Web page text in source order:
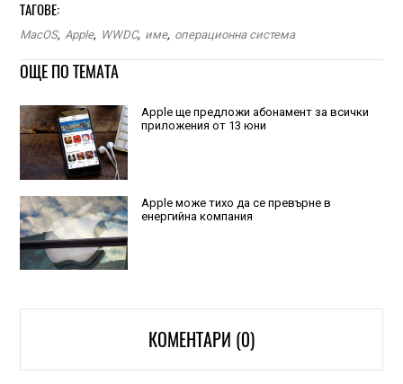
ТАГОВЕ:
MacOS, Apple, WWDC, име, операционна система
ОЩЕ ПО ТЕМАТА
Apple ще предложи абонамент за всички
приложения от 13 юни
Apple може тихо да се превърне в
енергийна компания
КОМЕНТАРИ (0)